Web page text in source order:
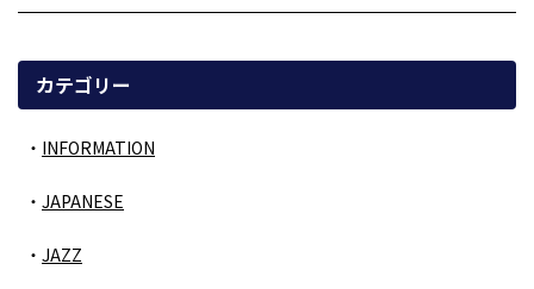
カテゴリー
INFORMATION
JAPANESE
JAZZ